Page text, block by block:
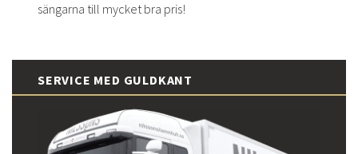
sängarna till mycket bra pris!
SERVICE MED GULDKANT